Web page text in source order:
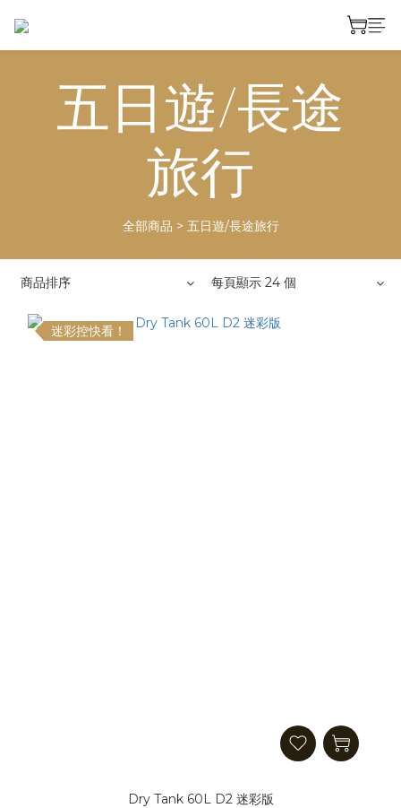
五日遊/長途
旅行
全部商品 > 五日遊/長途旅行
商品排序 每頁顯示 24 個
迷彩控快看！
Dry Tank 60L D2 迷彩版